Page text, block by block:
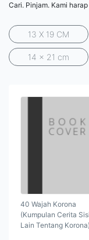
Cari. Pinjam. Kami
13 X 19 CM
14 x 21 cm
40 Wajah Korona
(Kumpulan Cerita Sisi
Lain Tentang Korona)